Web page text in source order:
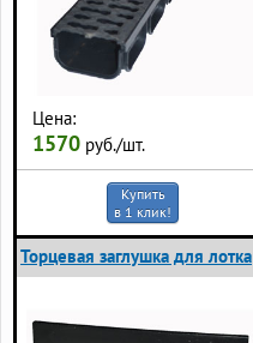
Цена:
1570 руб./шт.
Купить
в 1 клик!
Торцевая заглушка для лотка